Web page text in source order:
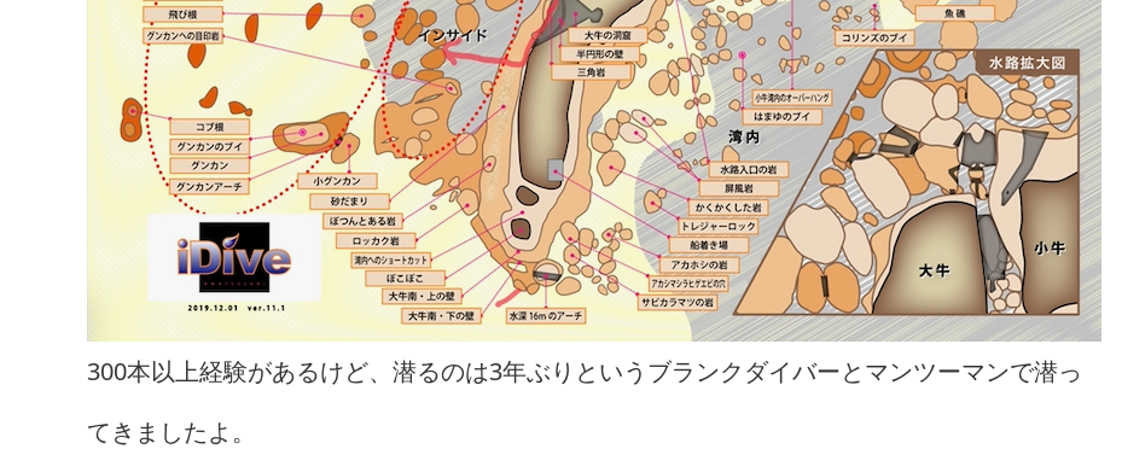
300本以上経験があるけど、潜るのは3年ぶりというブランクダイバーとマンツーマンで潜っ
てきましたよ。